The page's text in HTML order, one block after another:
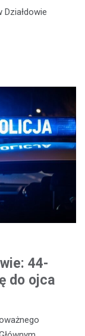
Działdowie
44-
do ojca